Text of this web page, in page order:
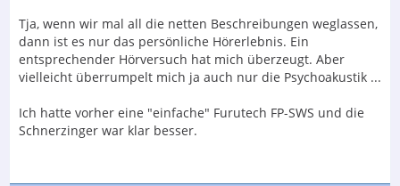
Tja, wenn wir mal all die netten Beschreibungen weglassen,
dann ist es nur das persönliche Hörerlebnis. Ein
entsprechender Hörversuch hat mich überzeugt. Aber
vielleicht überrumpelt mich ja auch nur die Psychoakustik ...
Ich hatte vorher eine "einfache" Furutech FP-SWS und die
Schnerzinger war klar besser.